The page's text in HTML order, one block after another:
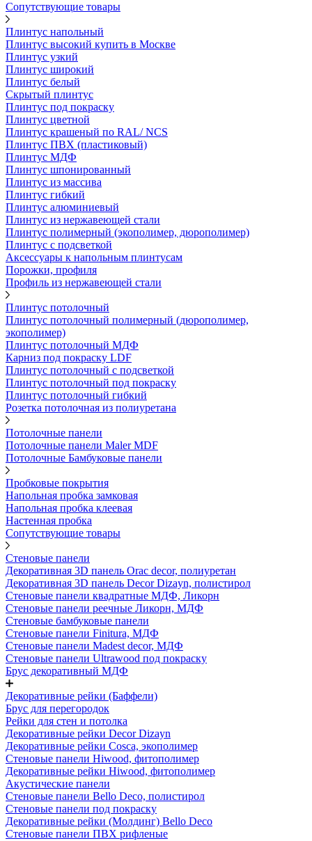
Сопутствующие товары
Плинтус напольный
Плинтус высокий купить в Москве
Плинтус узкий
Плинтус широкий
Плинтус белый
Скрытый плинтус
Плинтус под покраску
Плинтус цветной
Плинтус крашеный по RAL/ NCS
Плинтус ПВХ (пластиковый)
Плинтус МДФ
Плинтус шпонированный
Плинтус из массива
Плинтус гибкий
Плинтус алюминиевый
Плинтус из нержавеющей стали
Плинтус полимерный (экополимер, дюрополимер)
Плинтус с подсветкой
Аксессуары к напольным плинтусам
Порожки, профиля
Профиль из нержавеющей стали
Плинтус потолочный
Плинтус потолочный полимерный (дюрополимер,
экополимер)
Плинтус потолочный МДФ
Карниз под покраску LDF
Плинтус потолочный с подсветкой
Плинтус потолочный под покраску
Плинтус потолочный гибкий
Розетка потолочная из полиуретана
Потолочные панели
Потолочные панели Maler MDF
Потолочные Бамбуковые панели
Пробковые покрытия
Напольная пробка замковая
Напольная пробка клеевая
Настенная пробка
Сопутствующие товары
Стеновые панели
Декоративная 3D панель Orac decor, полиуретан
Декоративная 3D панель Decor Dizayn, полистирол
Стеновые панели квадратные МДФ, Ликорн
Стеновые панели реечные Ликорн, МДФ
Стеновые бамбуковые панели
Стеновые панели Finitura, МДФ
Стеновые панели Madest decor, МДФ
Стеновые панели Ultrawood под покраску
Брус декоративный МДФ
Декоративные рейки (Баффели)
Брус для перегородок
Рейки для стен и потолка
Декоративные рейки Decor Dizayn
Декоративные рейки Cosca, экополимер
Стеновые панели Hiwood, фитополимер
Декоративные рейки Hiwood, фитополимер
Акустические панели
Стеновые панели Bello Deco, полистирол
Стеновые панели под покраску
Декоративные рейки (Молдинг) Bello Deco
Стеновые панели ПВХ рифленые